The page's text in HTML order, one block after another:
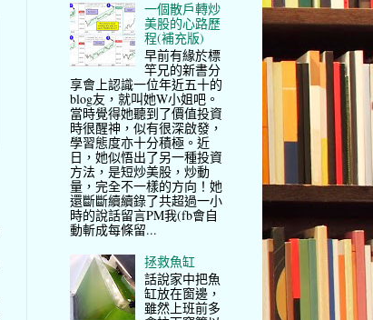
一個散戶轉炒
美股的心路歷
程(補充版)
早前有緣於標
竿兄的新書分
享會上認識一位年近五十的
blog友，就叫她W小姐吧。
當時覺得她聽到了價值投資
時很醒神，似有很深啟發，
學習態度亦十分積極。近
日，她似悟出了另一種投資
方法，是短炒美股，炒動
量，完全不一樣的方向！她
還斷斷續續錄了共超過一小
時的說話留言PM我(fb會自
動斬成每條留...
拯救魚缸
話說家中把魚
缸放在窗邊，
雖然上班前多